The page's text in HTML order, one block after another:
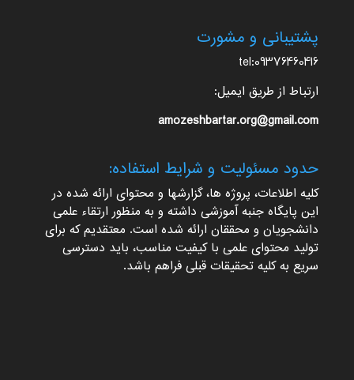
پشتیبانی و مشورت
tel:09376460416
ارتباط از طریق ایمیل:
amozeshbartar.org@gmail.com
حدود مسئولیت و شرایط استفاده:
کلیه اطلاعات، پروژه ها، گزارشها و محتوای ارائه شده در
این پایگاه جنبه آموزشی داشته و به منظور ارتقاء علمی
دانشجویان و محققان ارائه شده است. معتقدیم که برای
تولید محتوای علمی با کیفیت مناسب، باید دسترسی
سریع به کلیه تحقیقات قبلی فراهم باشد.